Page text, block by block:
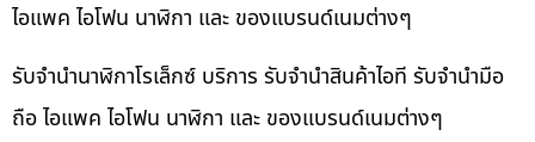
ไอแพค ไอโฟน นาฬิกา และ ของแบรนด์เนมต่างๆ
รับจำนำนาฬิกาโรเล็กซ์ บริการ รับจำนำสินค้าไอที รับจำนำมือ
ถือ ไอแพค ไอโฟน นาฬิกา และ ของแบรนด์เนมต่างๆ